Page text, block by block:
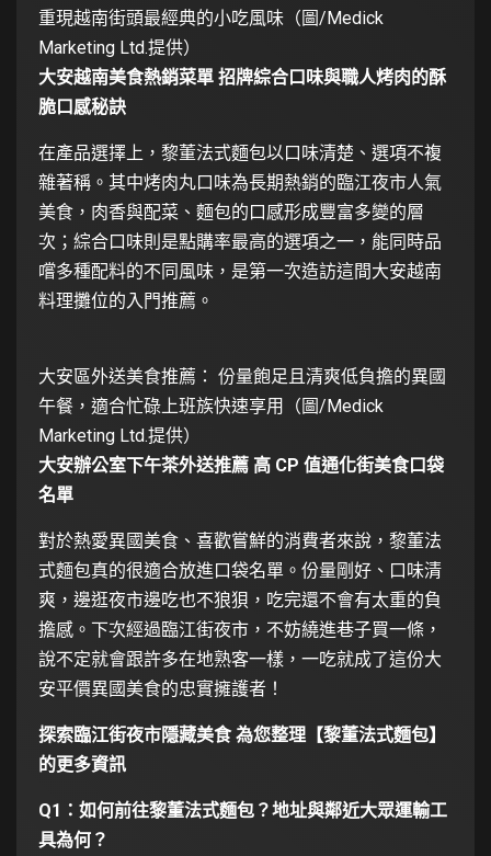
重現越南街頭最經典的小吃風味（圖/Medick
Marketing Ltd.提供）
大安越南美食熱銷菜單 招牌綜合口味與職人烤肉的酥
脆口感秘訣
在產品選擇上，黎董法式麵包以口味清楚、選項不複
雜著稱。其中烤肉丸口味為長期熱銷的臨江夜市人氣
美食，肉香與配菜、麵包的口感形成豐富多變的層
次；綜合口味則是點購率最高的選項之一，能同時品
嚐多種配料的不同風味，是第一次造訪這間大安越南
料理攤位的入門推薦。
大安區外送美食推薦： 份量飽足且清爽低負擔的異國
午餐，適合忙碌上班族快速享用（圖/Medick
Marketing Ltd.提供）
大安辦公室下午茶外送推薦 高 CP 值通化街美食口袋
名單
對於熱愛異國美食、喜歡嘗鮮的消費者來說，黎董法
式麵包真的很適合放進口袋名單。份量剛好、口味清
爽，邊逛夜市邊吃也不狼狽，吃完還不會有太重的負
擔感。下次經過臨江街夜市，不妨繞進巷子買一條，
說不定就會跟許多在地熟客一樣，一吃就成了這份大
安平價異國美食的忠實擁護者！
探索臨江街夜市隱藏美食 為您整理【黎董法式麵包】
的更多資訊
Q1：如何前往黎董法式麵包？地址與鄰近大眾運輸工
具為何？